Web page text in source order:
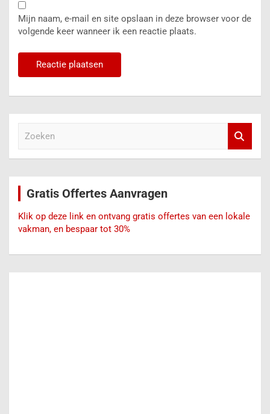
Mijn naam, e-mail en site opslaan in deze browser voor de
volgende keer wanneer ik een reactie plaats.
Gratis Offertes Aanvragen
Klik op deze link en ontvang gratis offertes van een lokale
vakman, en bespaar tot 30%